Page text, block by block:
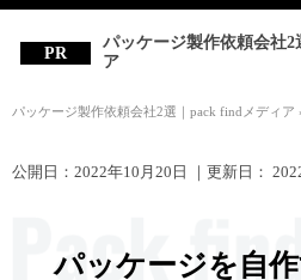
パッケージ製作依頼会社
ア
パッケージ製作依頼会社2選｜pack findメディア
公開日： 2022年10月20日 ｜更新日：
パッケージを自